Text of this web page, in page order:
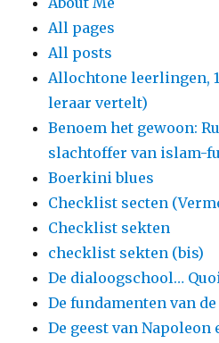
All pages
All posts
Allochtone leerlingen,
leraar vertelt)
Benoem het gewoon:
slachtoffer van islam-
Boerkini blues
Checklist secten
Checklist sekten
checklist sekten (bis)
De dialoogschool…
De fundamenten van
De geest van Napoleon